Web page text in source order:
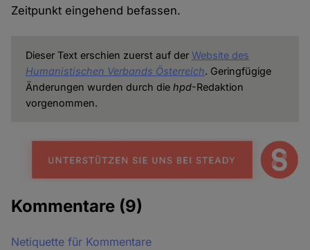
Zeitpunkt eingehend befassen.
Dieser Text erschien zuerst auf der Website des
Humanistischen Verbands Österreich. Geringfügige
Änderungen wurden durch die hpd-Redaktion
vorgenommen.
Kommentare (9)
Netiquette für Kommentare